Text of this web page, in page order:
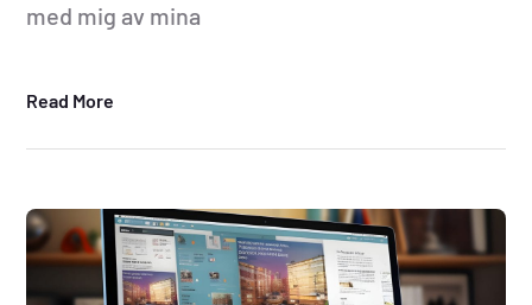
med mig av mina
Read More